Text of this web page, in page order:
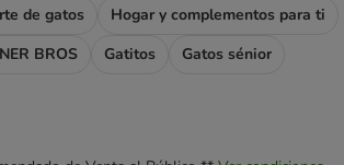
de gatos
Hogar y complementos para ti
BROS
Gatitos
Gatos sénior